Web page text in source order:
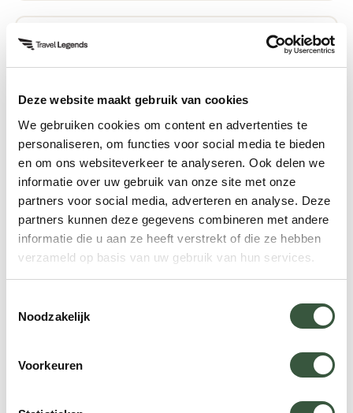
Deze website maakt gebruik van cookies
We gebruiken cookies om content en advertenties te
personaliseren, om functies voor social media te bieden
en om ons websiteverkeer te analyseren. Ook delen we
informatie over uw gebruik van onze site met onze
partners voor social media, adverteren en analyse. Deze
partners kunnen deze gegevens combineren met andere
informatie die u aan ze heeft verstrekt of die ze hebben
verzameld op basis van uw gebruik van hun services.
Noodzakelijk
Voorkeuren
Munteenheid in Namibië
Religie in Namibië
Algemene informatie over
Tijdsverschil